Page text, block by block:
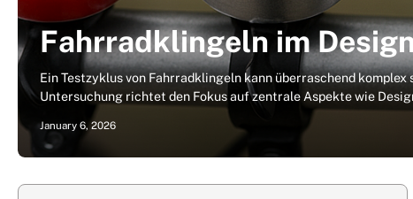
Fahrradklingeln im
Ein Testzyklus von Fahrradklingeln kann überraschend
Untersuchung richtet den Fokus auf zentrale Aspekte wie
January 6, 2026